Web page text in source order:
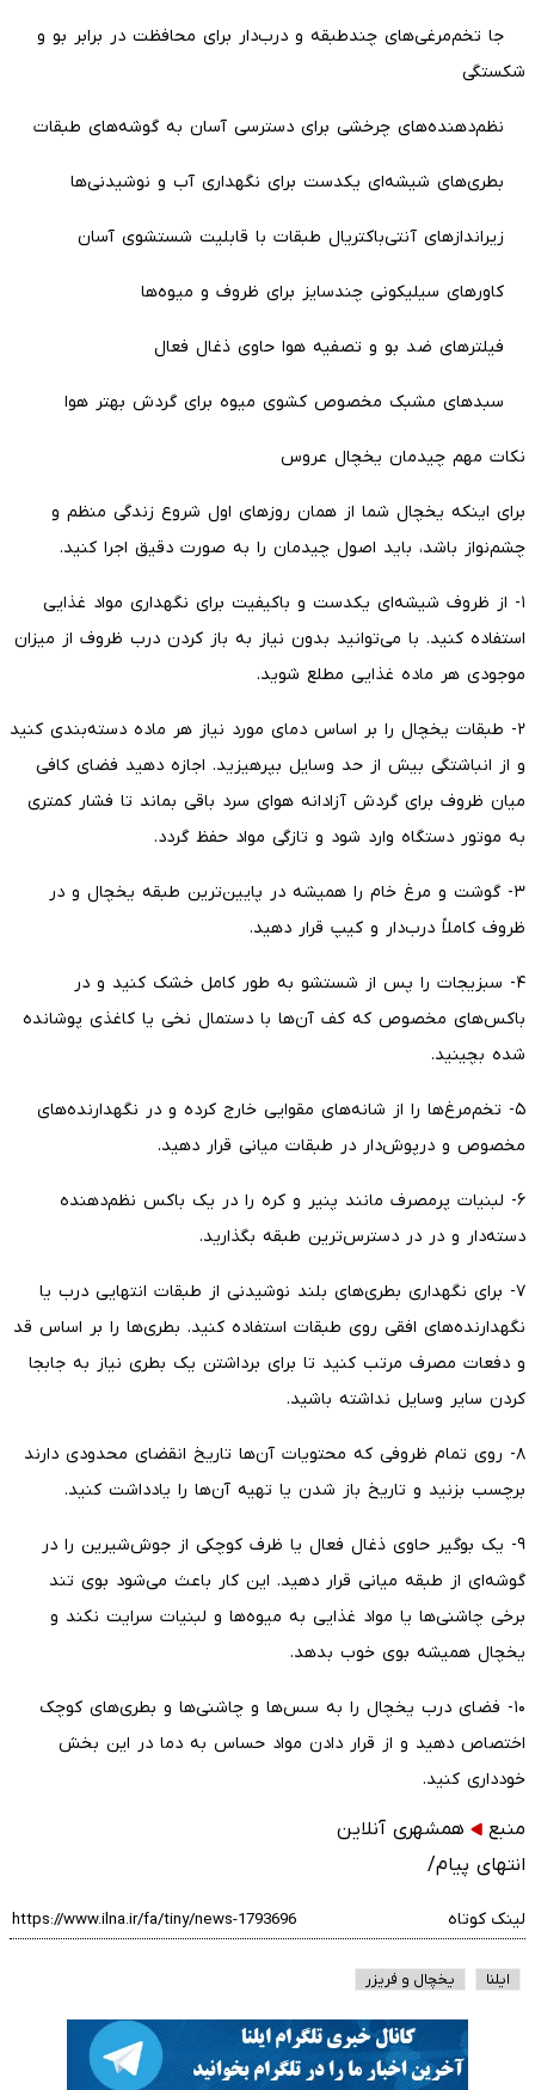
جا تخم‌مرغی‌های چندطبقه و درب‌دار برای محافظت در برابر بو و
شکستگی
نظم‌دهنده‌های چرخشی برای دسترسی آسان به گوشه‌های طبقات
بطری‌های شیشه‌ای یکدست برای نگهداری آب و نوشیدنی‌ها
زیراندازهای آنتی‌باکتریال طبقات با قابلیت شستشوی آسان
کاورهای سیلیکونی چندسایز برای ظروف و میوه‌ها
فیلترهای ضد بو و تصفیه هوا حاوی ذغال فعال
سبدهای مشبک مخصوص کشوی میوه برای گردش بهتر هوا
نکات مهم چیدمان یخچال عروس
برای اینکه یخچال شما از همان روزهای اول شروع زندگی منظم و
چشم‌نواز باشد، باید اصول چیدمان را به صورت دقیق اجرا کنید.
۱- از ظروف شیشه‌ای یکدست و باکیفیت برای نگهداری مواد غذایی
استفاده کنید. با می‌توانید بدون نیاز به باز کردن درب ظروف از میزان
موجودی هر ماده غذایی مطلع شوید.
۲- طبقات یخچال را بر اساس دمای مورد نیاز هر ماده دسته‌بندی کنید
و از انباشتگی بیش از حد وسایل بپرهیزید. اجازه دهید فضای کافی
میان ظروف برای گردش آزادانه هوای سرد باقی بماند تا فشار کمتری
به موتور دستگاه وارد شود و تازگی مواد حفظ گردد.
۳- گوشت و مرغ خام را همیشه در پایین‌ترین طبقه یخچال و در
ظروف کاملاً درب‌دار و کیپ قرار دهید.
۴- سبزیجات را پس از شستشو به طور کامل خشک کنید و در
باکس‌های مخصوص که کف آن‌ها با دستمال نخی یا کاغذی پوشانده
شده بچینید.
۵- تخم‌مرغ‌ها را از شانه‌های مقوایی خارج کرده و در نگهدارنده‌های
مخصوص و درپوش‌دار در طبقات میانی قرار دهید.
۶- لبنیات پرمصرف مانند پنیر و کره را در یک باکس نظم‌دهنده
دسته‌دار و در در دسترس‌ترین طبقه بگذارید.
۷- برای نگهداری بطری‌های بلند نوشیدنی از طبقات انتهایی درب یا
نگهدارنده‌های افقی روی طبقات استفاده کنید. بطری‌ها را بر اساس قد
و دفعات مصرف مرتب کنید تا برای برداشتن یک بطری نیاز به جابجا
کردن سایر وسایل نداشته باشید.
۸- روی تمام ظروفی که محتویات آن‌ها تاریخ انقضای محدودی دارند
برچسب بزنید و تاریخ باز شدن یا تهیه آن‌ها را یادداشت کنید.
۹- یک بوگیر حاوی ذغال فعال یا ظرف کوچکی از جوش‌شیرین را در
گوشه‌ای از طبقه میانی قرار دهید. این کار باعث می‌شود بوی تند
برخی چاشنی‌ها یا مواد غذایی به میوه‌ها و لبنیات سرایت نکند و
یخچال همیشه بوی خوب بدهد.
۱۰- فضای درب یخچال را به سس‌ها و چاشنی‌ها و بطری‌های کوچک
اختصاص دهید و از قرار دادن مواد حساس به دما در این بخش
خودداری کنید.
منبع
همشهری آنلاین
انتهای پیام/
لینک کوتاه
ایلنا یخچال و فریزر